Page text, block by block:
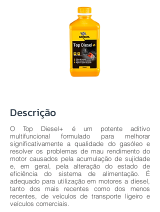
Descrição
O Top Diesel+ é um potente aditivo
multifuncional formulado para melhorar
significativamente a qualidade do gasóleo e
resolver os problemas de mau rendimento do
motor causados pela acumulação de sujidade
e, em geral, pela alteração do estado de
eficiência do sistema de alimentação. É
adequado para utilização em motores a diesel,
tanto dos mais recentes como dos menos
recentes, de veículos de transporte ligeiro e
veículos comerciais.